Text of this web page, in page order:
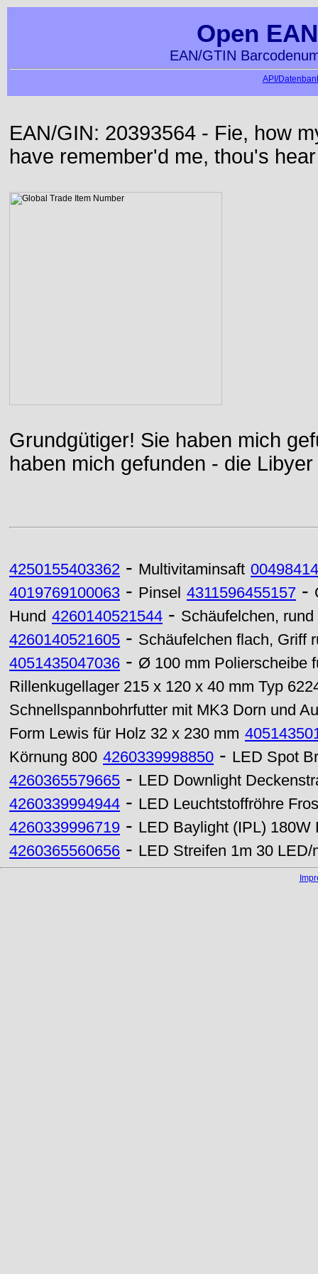
Open
EAN/GTIN
API/
EAN/GIN: 20393564 - Fie, how
have remember'd me, thou's
Grundgütiger! Sie haben mich
haben mich gefunden - die
4250155403362 - Multivitaminsaft
4019769100063 - Pinsel 4311596455157 -
Hund 4260140521544 - Schäufelchen, rund
4260140521605 - Schäufelchen flach, Griff
4051435047036 - Ø 100 mm Polierscheibe
Rillenkugellager 215 x 120 x 40 mm Typ
Schnellspannbohrfutter mit MK3 Dorn und
Form Lewis für Holz 32 x 230 mm
Körnung 800 4260339998850 - LED Spot
4260365579665 - LED Downlight
4260339994944 - LED Leuchtstoffröhre
4260339996719 - LED Baylight (IPL) 180W
4260365560656 - LED Streifen 1m 30